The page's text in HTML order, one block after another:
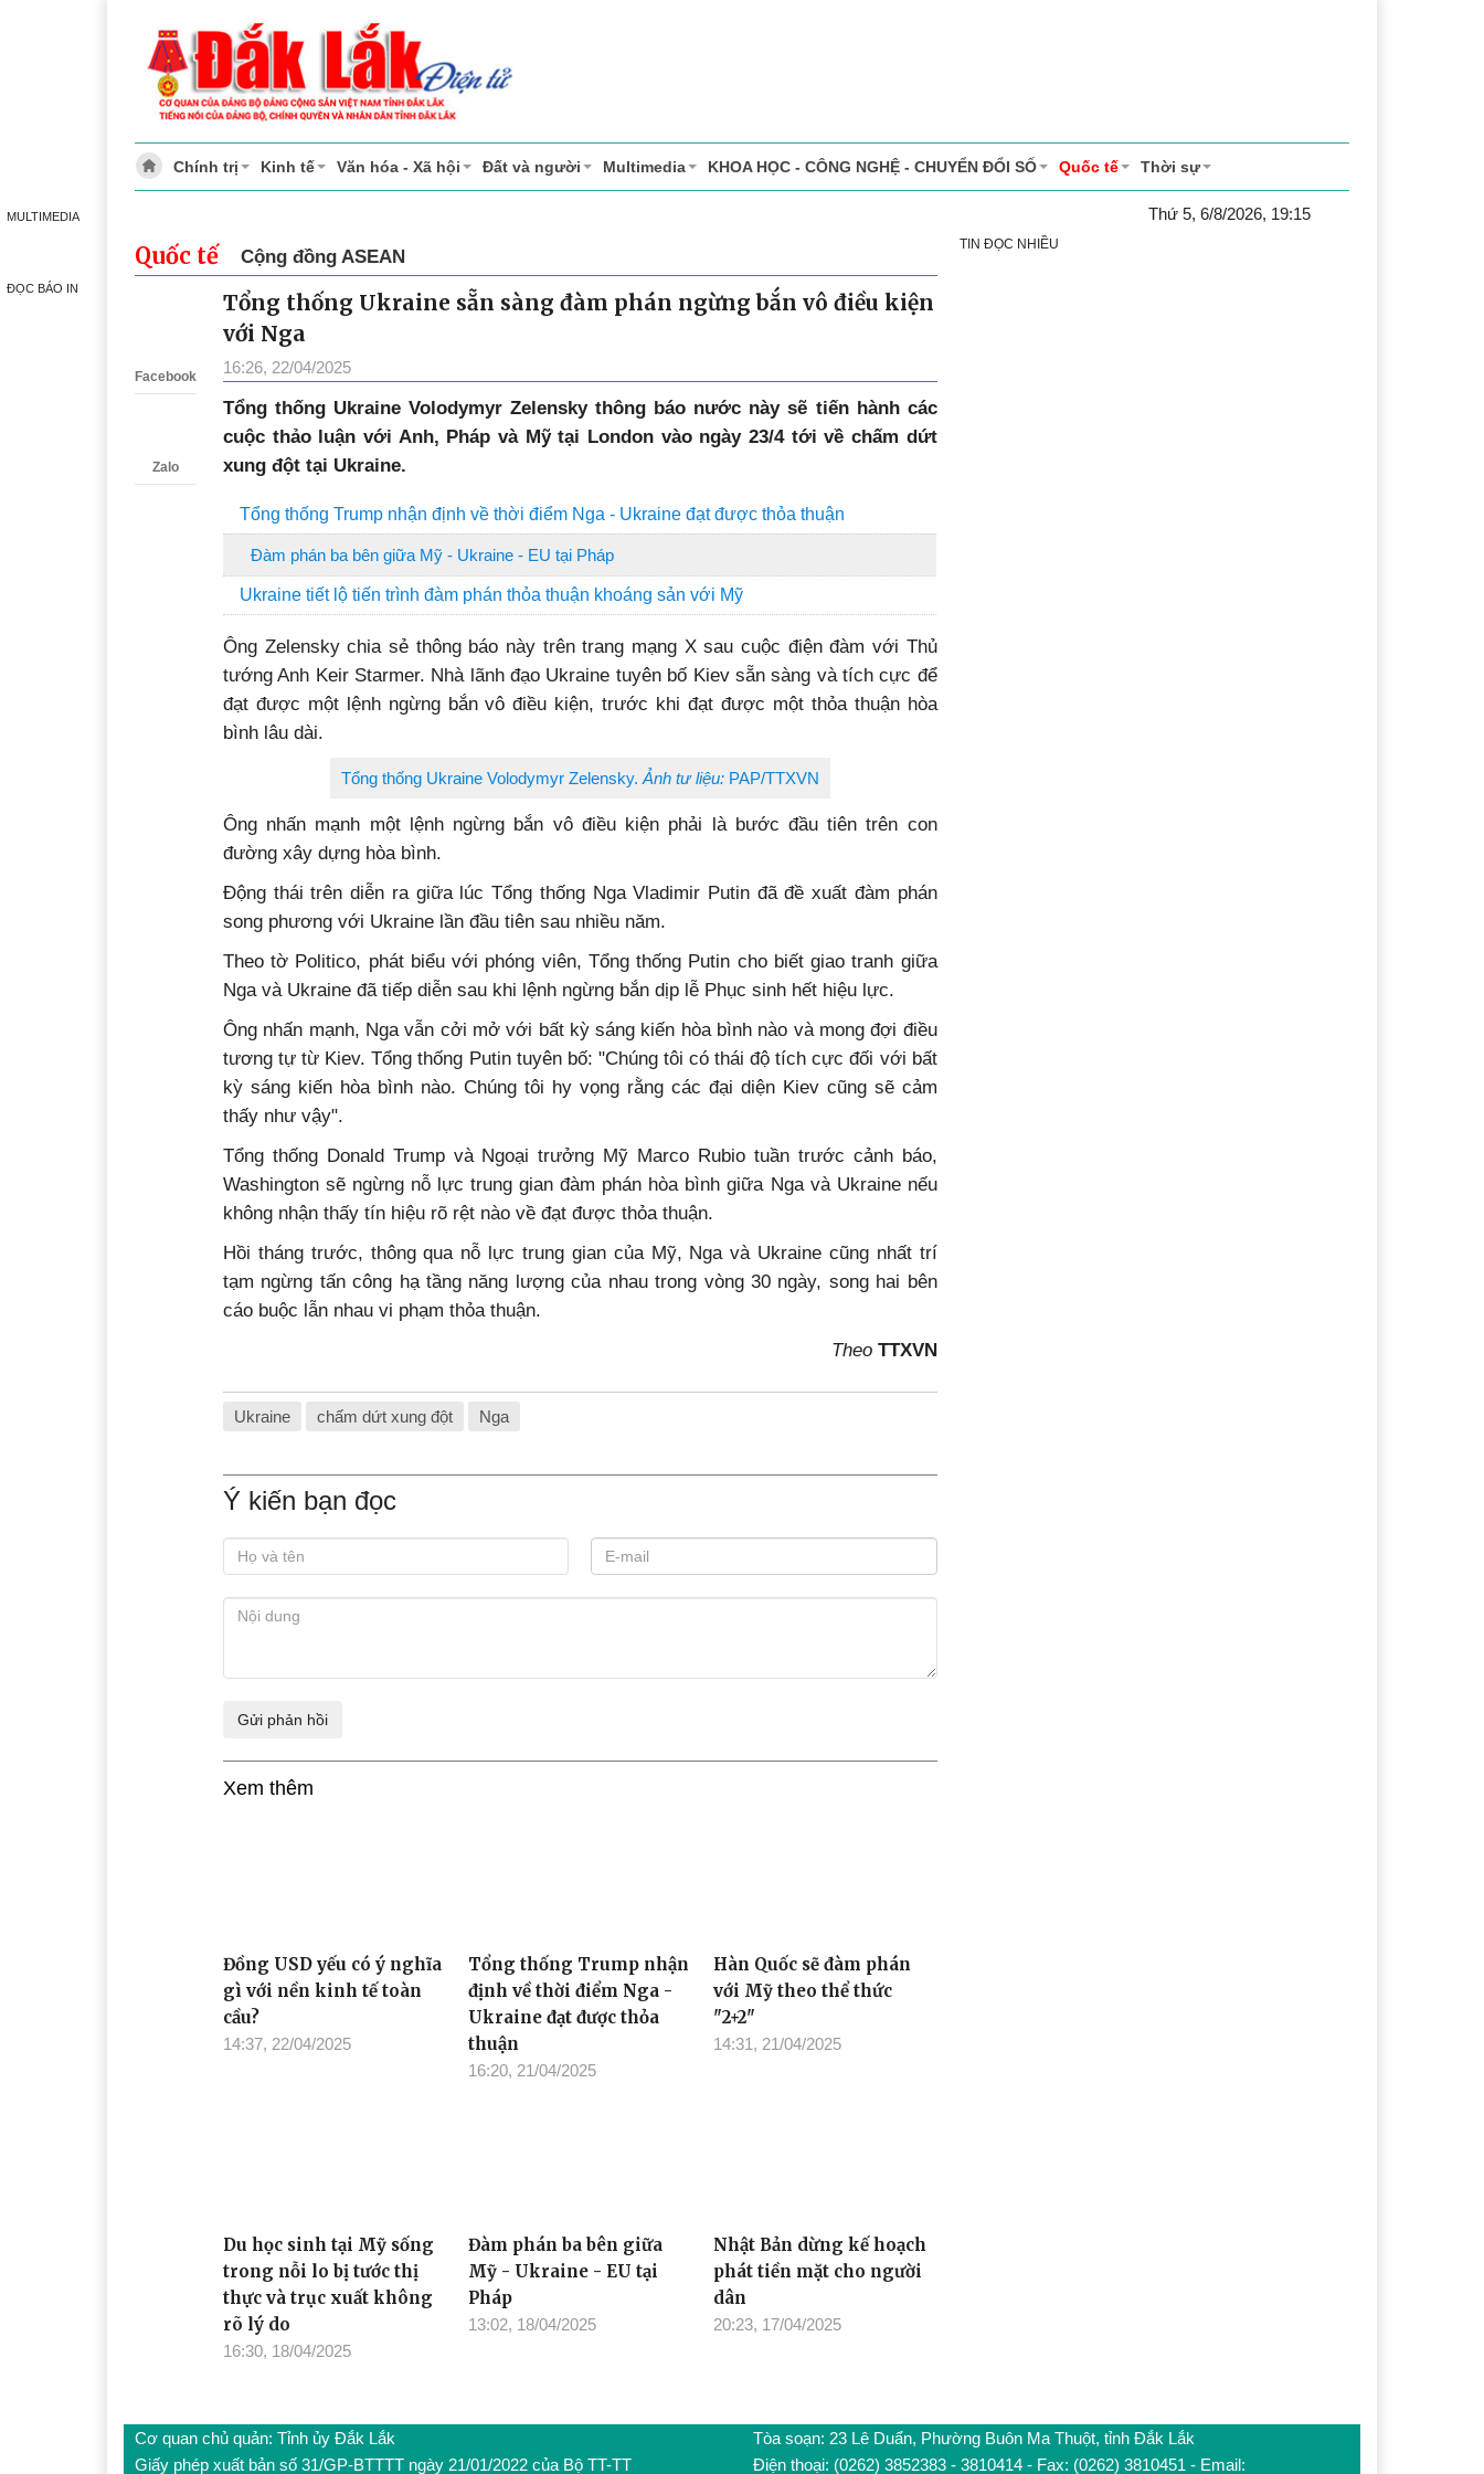
MULTIMEDIA
ĐỌC BÁO IN
Chính trị Kinh tế Văn hóa - Xã hội Đất và người Multimedia KHOA HỌC - CÔNG NGHỆ - CHUYỂN ĐỔI SỐ Quốc tế Thời sự
Thứ 5, 6/8/2026, 19:15
Quốc tế Cộng đồng ASEAN
Facebook
Zalo
Tổng thống Ukraine sẵn sàng đàm phán ngừng bắn vô điều kiện
với Nga
16:26, 22/04/2025
Tổng thống Ukraine Volodymyr Zelensky thông báo nước này sẽ tiến hành các
cuộc thảo luận với Anh, Pháp và Mỹ tại London vào ngày 23/4 tới về chấm dứt
xung đột tại Ukraine.
Tổng thống Trump nhận định về thời điểm Nga - Ukraine đạt được thỏa thuận
Đàm phán ba bên giữa Mỹ - Ukraine - EU tại Pháp
Ukraine tiết lộ tiến trình đàm phán thỏa thuận khoáng sản với Mỹ
Ông Zelensky chia sẻ thông báo này trên trang mạng X sau cuộc điện đàm với Thủ
tướng Anh Keir Starmer. Nhà lãnh đạo Ukraine tuyên bố Kiev sẵn sàng và tích cực để
đạt được một lệnh ngừng bắn vô điều kiện, trước khi đạt được một thỏa thuận hòa
bình lâu dài.
Tổng thống Ukraine Volodymyr Zelensky.Ảnh tư liệu: PAP/TTXVN
Ông nhấn mạnh một lệnh ngừng bắn vô điều kiện phải là bước đầu tiên trên con
đường xây dựng hòa bình.
Động thái trên diễn ra giữa lúc Tổng thống Nga Vladimir Putin đã đề xuất đàm phán
song phương với Ukraine lần đầu tiên sau nhiều năm.
Theo tờ Politico, phát biểu với phóng viên, Tổng thống Putin cho biết giao tranh giữa
Nga và Ukraine đã tiếp diễn sau khi lệnh ngừng bắn dịp lễ Phục sinh hết hiệu lực.
Ông nhấn mạnh, Nga vẫn cởi mở với bất kỳ sáng kiến hòa bình nào và mong đợi điều
tương tự từ Kiev. Tổng thống Putin tuyên bố: "Chúng tôi có thái độ tích cực đối với bất
kỳ sáng kiến hòa bình nào. Chúng tôi hy vọng rằng các đại diện Kiev cũng sẽ cảm
thấy như vậy".
Tổng thống Donald Trump và Ngoại trưởng Mỹ Marco Rubio tuần trước cảnh báo,
Washington sẽ ngừng nỗ lực trung gian đàm phán hòa bình giữa Nga và Ukraine nếu
không nhận thấy tín hiệu rõ rệt nào về đạt được thỏa thuận.
Hồi tháng trước, thông qua nỗ lực trung gian của Mỹ, Nga và Ukraine cũng nhất trí
tạm ngừng tấn công hạ tầng năng lượng của nhau trong vòng 30 ngày, song hai bên
cáo buộc lẫn nhau vi phạm thỏa thuận.
Theo TTXVN
Ukraine chấm dứt xung đột Nga
Ý kiến bạn đọc
Xem thêm
Đồng USD yếu có ý nghĩa
gì với nền kinh tế toàn
cầu?
14:37, 22/04/2025
Tổng thống Trump nhận
định về thời điểm Nga -
Ukraine đạt được thỏa
thuận
16:20, 21/04/2025
Hàn Quốc sẽ đàm phán
với Mỹ theo thể thức
"2+2"
14:31, 21/04/2025
Du học sinh tại Mỹ sống
trong nỗi lo bị tước thị
thực và trục xuất không
rõ lý do
16:30, 18/04/2025
Đàm phán ba bên giữa
Mỹ - Ukraine - EU tại
Pháp
13:02, 18/04/2025
Nhật Bản dừng kế hoạch
phát tiền mặt cho người
dân
20:23, 17/04/2025
TIN ĐỌC NHIỀU
Cơ quan chủ quản: Tỉnh ủy Đắk Lắk
Giấy phép xuất bản số 31/GP-BTTTT ngày 21/01/2022 của Bộ TT-TT
Tòa soạn: 23 Lê Duẩn, Phường Buôn Ma Thuột, tỉnh Đắk Lắk
Điện thoại: (0262) 3852383 - 3810414 - Fax: (0262) 3810451 - Email: